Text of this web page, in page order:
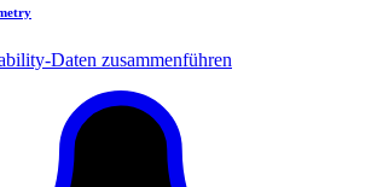
Daten zusammenführen